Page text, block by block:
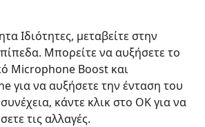
Ιδιότητες, μεταβείτε στην
Μπορείτε να αυξήσετε το
Microphone Boost και
για να αυξήσετε την ένταση του
κάντε κλικ στο OK για να
τις αλλαγές.